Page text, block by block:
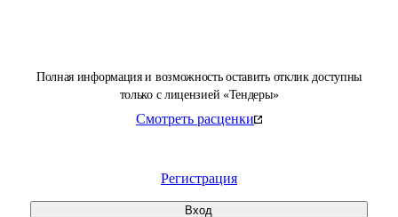
Полная информация и возможность оставить отклик доступны
только с лицензией «Тендеры»
Смотреть расценки
Регистрация
Вход